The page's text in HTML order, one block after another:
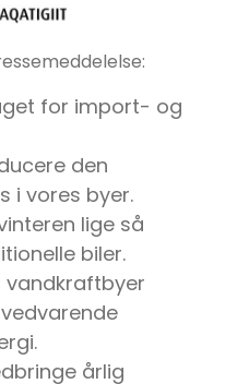
for import- og
den
i vores byer.
lige så
biler.
vandkraftbyer
vedvarende
årlig